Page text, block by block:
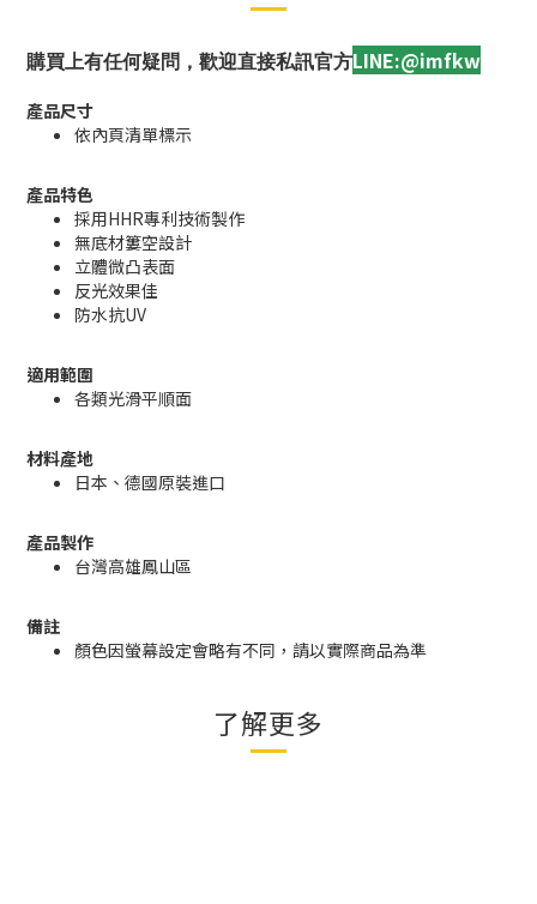
購買上有任何疑問，歡迎直接私訊官方LINE:@imfkw
產品尺寸
依內頁清單標示
產品特色
採用HHR專利技術製作
無底材簍空設計
立體微凸表面
反光效果佳
防水抗UV
適用範圍
各類光滑平順面
材料產地
日本、德國原裝進口
產品製作
台灣高雄鳳山區
備註
顏色因螢幕設定會略有不同，請以實際商品為準
了解更多